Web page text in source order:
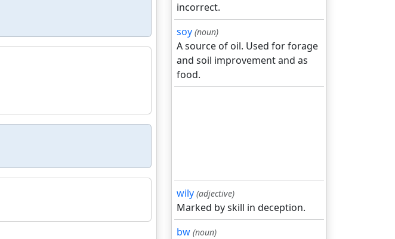
incorrect.
soy (noun)
A source of oil. Used for forage
and soil improvement and as
food.
wily (adjective)
Marked by skill in deception.
bw (noun)